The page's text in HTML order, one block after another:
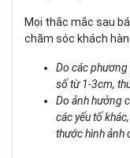
Mọi thắc mắc sau
chăm sóc khách
Do các phương
số từ 1-3cm,
Do ảnh hưởng
các yếu tố
thước hình ảnh